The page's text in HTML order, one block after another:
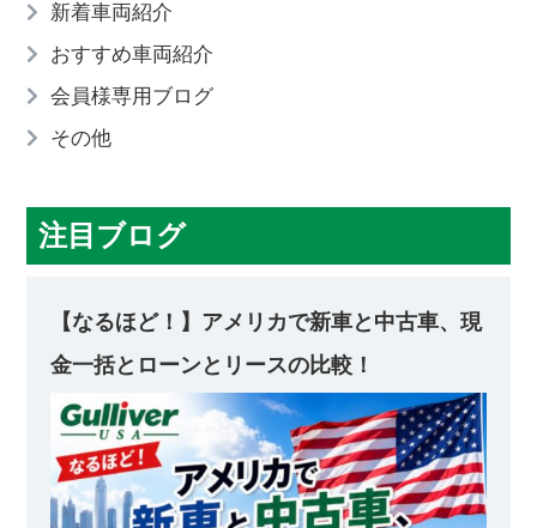
新着車両紹介
おすすめ車両紹介
会員様専用ブログ
その他
注目ブログ
【なるほど！】アメリカで新車と中古車、現
金一括とローンとリースの比較！